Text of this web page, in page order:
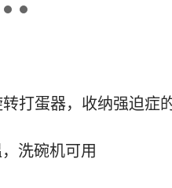
打蛋器，收纳强迫症
洗碗机可用